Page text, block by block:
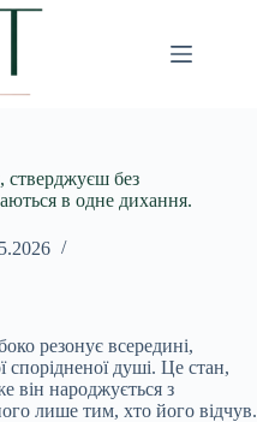
стверджуєш без
в одне дихання.
резонує всередині,
спорідненої душі. Це стан,
він народжується з
лише тим, хто його відчув.